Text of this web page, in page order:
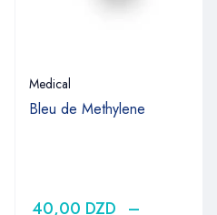
Medical
Bleu de Methylene
40,00 DZD –